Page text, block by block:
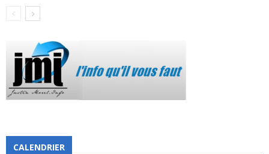
CALENDRIER